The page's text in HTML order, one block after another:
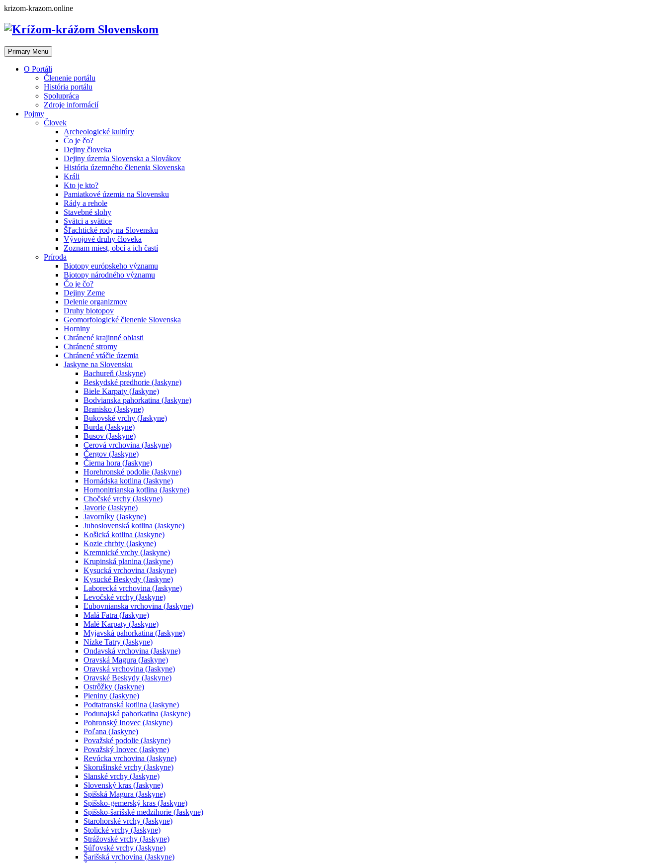
Skip
content
krizom-krazom.online
Primary Menu
O Portáli
Členenie portálu
História portálu
Spolupráca
Zdroje informácií
Pojmy
Človek
Archeologické kultúry
Čo je čo?
Dejiny človeka
Dejiny územia Slovenska a Slovákov
História územného členenia Slovenska
Králi
Kto je kto?
Pamiatkové územia na Slovensku
Rády a rehole
Stavebné slohy
Svätci a svätice
Šľachtické rody na Slovensku
Vývojové druhy človeka
Zoznam miest, obcí a ich častí
Príroda
Biotopy európskeho významu
Biotopy národného významu
Čo je čo?
Dejiny Zeme
Delenie organizmov
Druhy biotopov
Geomorfologické členenie Slovenska
Horniny
Chránené krajinné oblasti
Chránené stromy
Chránené vtáčie územia
Jaskyne na Slovensku
Bachureň (Jaskyne)
Beskydské predhorie (Jaskyne)
Biele Karpaty (Jaskyne)
Bodvianska pahorkatina (Jaskyne)
Branisko (Jaskyne)
Bukovské vrchy (Jaskyne)
Burda (Jaskyne)
Busov (Jaskyne)
Cerová vrchovina (Jaskyne)
Čergov (Jaskyne)
Čierna hora (Jaskyne)
Horehronské podolie (Jaskyne)
Hornádska kotlina (Jaskyne)
Hornonitrianska kotlina (Jaskyne)
Chočské vrchy (Jaskyne)
Javorie (Jaskyne)
Javorníky (Jaskyne)
Juhoslovenská kotlina (Jaskyne)
Košická kotlina (Jaskyne)
Kozie chrbty (Jaskyne)
Kremnické vrchy (Jaskyne)
Krupinská planina (Jaskyne)
Kysucká vrchovina (Jaskyne)
Kysucké Beskydy (Jaskyne)
Laborecká vrchovina (Jaskyne)
Levočské vrchy (Jaskyne)
Ľubovnianska vrchovina (Jaskyne)
Malá Fatra (Jaskyne)
Malé Karpaty (Jaskyne)
Myjavská pahorkatina (Jaskyne)
Nízke Tatry (Jaskyne)
Ondavská vrchovina (Jaskyne)
Oravská Magura (Jaskyne)
Oravská vrchovina (Jaskyne)
Oravské Beskydy (Jaskyne)
Ostrôžky (Jaskyne)
Pieniny (Jaskyne)
Podtatranská kotlina (Jaskyne)
Podunajská pahorkatina (Jaskyne)
Pohronský Inovec (Jaskyne)
Poľana (Jaskyne)
Považské podolie (Jaskyne)
Považský Inovec (Jaskyne)
Revúcka vrchovina (Jaskyne)
Skorušinské vrchy (Jaskyne)
Slanské vrchy (Jaskyne)
Slovenský kras (Jaskyne)
Spišská Magura (Jaskyne)
Spišsko-gemerský kras (Jaskyne)
Spišsko-šarišské medzihorie (Jaskyne)
Starohorské vrchy (Jaskyne)
Stolické vrchy (Jaskyne)
Strážovské vrchy (Jaskyne)
Súľovské vrchy (Jaskyne)
Šarišská vrchovina (Jaskyne)